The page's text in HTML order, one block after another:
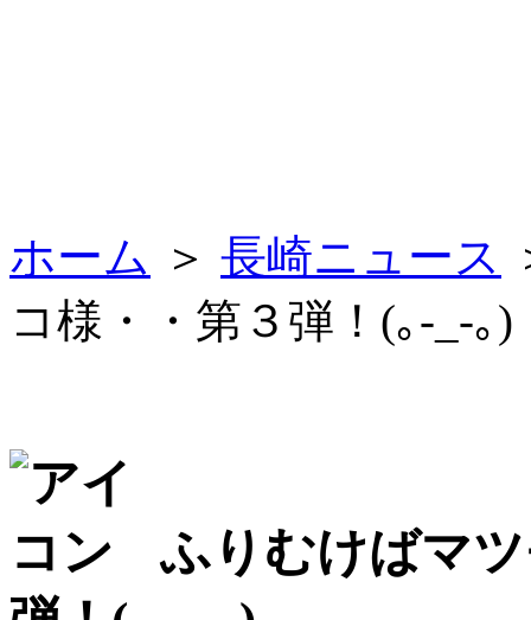
ホーム ＞ 長崎ニュース
コ様・・第３弾！(｡-_-｡)
ふりむけばマ